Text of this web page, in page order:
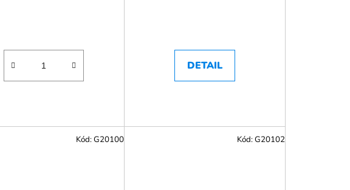
DETAIL
Kód:G20100 Kód:G20102